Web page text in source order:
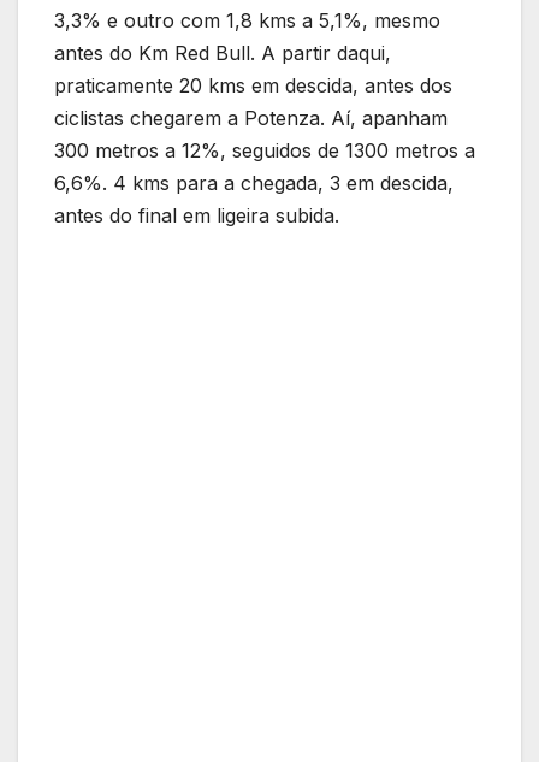
3,3% e outro com 1,8 kms a 5,1%, mesmo
antes do Km Red Bull. A partir daqui,
praticamente 20 kms em descida, antes dos
ciclistas chegarem a Potenza. Aí, apanham
300 metros a 12%, seguidos de 1300 metros a
6,6%. 4 kms para a chegada, 3 em descida,
antes do final em ligeira subida.